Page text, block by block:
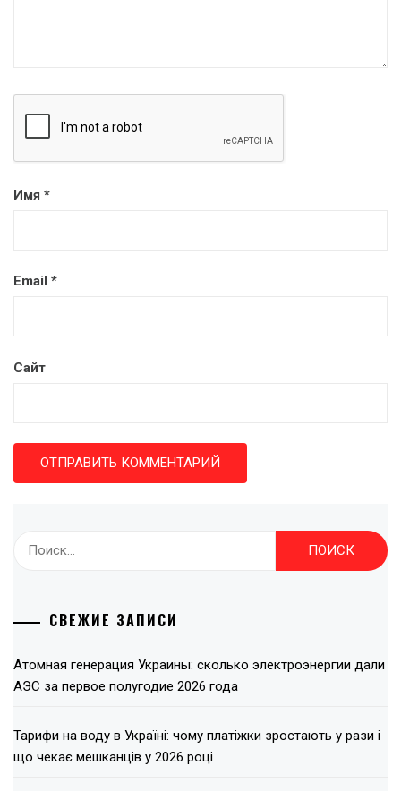
Имя *
Email *
Сайт
Найти:
СВЕЖИЕ ЗАПИСИ
Атомная генерация Украины: сколько электроэнергии дали
АЭС за первое полугодие 2026 года
Тарифи на воду в Україні: чому платіжки зростають у рази і
що чекає мешканців у 2026 році